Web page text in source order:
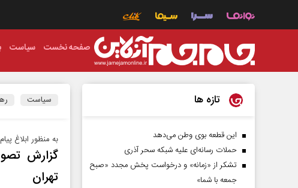
صفحه نخست سیاست
سیاست
به منظور ابلاغ
گزارش
تهران
تازه ها
این قطعه بوی وطن می‌دهد
حملات رسانه‌ای علیه شبکه سحر آذری
تشکر از «زمانه» و درخواست پخش مجدد «صبح
جمعه با شما»